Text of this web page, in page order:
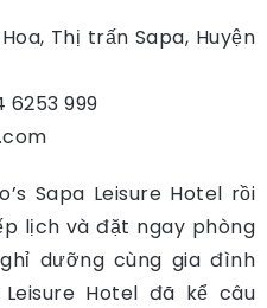
Thị trấn Sapa, Huyện
6253 999
Sapa Leisure Hotel rồi
lịch và đặt ngay phòng
dưỡng cùng gia đình
Hotel đã kể câu